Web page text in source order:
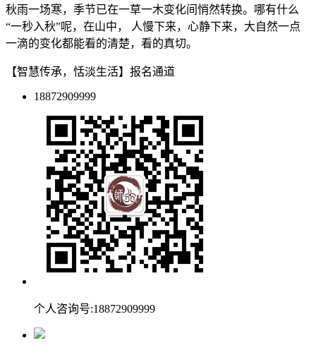
秋雨一场寒，季节已在一草一木变化间悄然转换。哪有什么
“一秒入秋”呢，在山中， 人慢下来，心静下来，大自然一点
一滴的变化都能看的清楚，看的真切。
【智慧传承，恬淡生活】报名通道
18872909999
个人咨询号:18872909999